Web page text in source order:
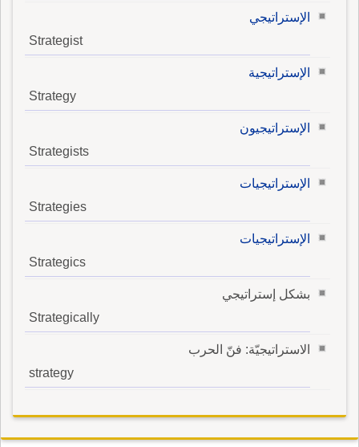
الإستراتيجي
Strategist
الإستراتيجية
Strategy
الإستراتيجيون
Strategists
الإستراتيجيات
Strategies
الإستراتيجيات
Strategics
بشكل إستراتيجي
Strategically
الاستراتيجيّة: فنّ الحرب
strategy